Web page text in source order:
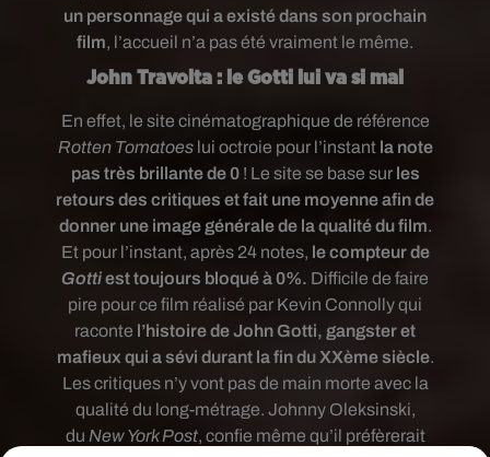
un personnage qui a existé dans son prochain
film, l’accueil n’a pas été vraiment le même.
John Travolta : le Gotti lui va si mal
En effet, le site cinématographique de référence
Rotten Tomatoeslui octroie pour l’instant la note
pas très brillante de 0! Le site se base sur les
retours des critiques et fait une moyenne afin de
donner une image générale de la qualité du film.
Et pour l’instant, après 24 notes, le compteur de
Gottiest toujours bloqué à 0%. Difficile de faire
pire pour ce film réalisé par Kevin Connolly qui
raconte l’histoire de John Gotti, gangster et
mafieux qui a sévi durant la fin du XXème siècle.
Les critiques n’y vont pas de main morte avec la
qualité du long-métrage. Johnny Oleksinski,
du New York Post, confie même qu’il préfèrerait